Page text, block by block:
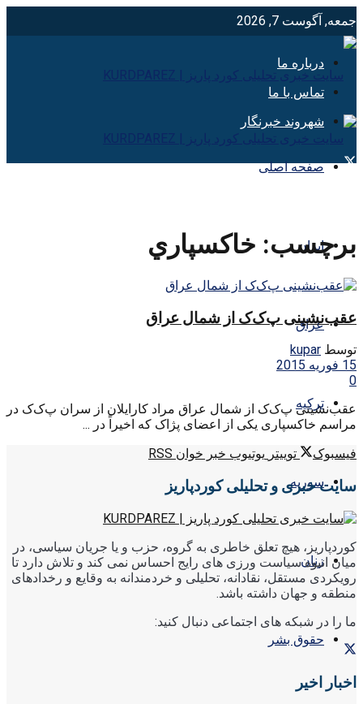
جمعه, آگوست 7, 2026
درباره ما
تماس با ما
شهروند خبرنگار
صفحه اصلی
ایران
عراق
ترکیه
سوریه
زنان
حقوق بشر
برچسب: خاكسپاري
عقب‌نشینی پ‌ک‌ک از شمال عراق
توسط kupar
15 فوریه 2015
0
عقب‌نشینی پ‌ک‌ک از شمال عراق مراد کارایلان از سران پ‌ک‌ک در
مراسم خاکسپاری یکی از اعضای پژاک که اخیراً در ...
فیسبوک
توییتر یوتیوب خبر خوان RSS
سایت خبری و تحلیلی کوردپاریز
کوردپاریز، هیچ تعلق خاطری به گروه، حزب و یا جریان سیاسی، در
میان انبوه سیاست ورزی های رایج احساس نمی کند و تلاش دارد تا
رویکردی مستقل، نقادانه، تحلیلی و خردمندانه به وقایع و رخدادهای
منطقه و جهان داشته باشد.
ما را در شبکه های اجتماعی دنبال کنید:
اخبار اخیر